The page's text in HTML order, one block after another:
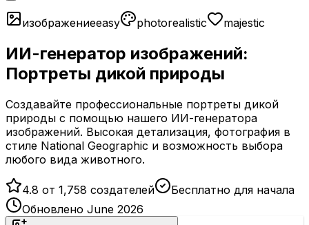
изображениеeasy photorealistic majestic
ИИ-генератор изображений:
Портреты дикой природы
Создавайте профессиональные портреты дикой
природы с помощью нашего ИИ-генератора
изображений. Высокая детализация, фотография в
стиле National Geographic и возможность выбора
любого вида животного.
4.8 от 1,758 создателей
Бесплатно для начала
Обновлено June 2026